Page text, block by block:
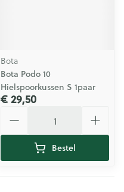
Bota
Bota Podo 10
Hielspoorkussen S 1paar
€ 29,50
Bestel